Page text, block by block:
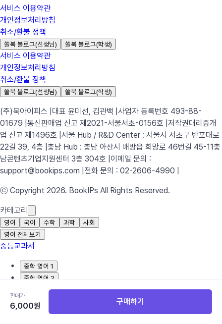
판매가
6,000원 구매하기
서비스 이용약관
개인정보처리방침
취소/환불 정책
쏠북 블로그(선생님) 쏠북 블로그(학생)
서비스 이용약관
개인정보처리방침
취소/환불 정책
쏠북 블로그(선생님) 쏠북 블로그(학생)
(주)북아이피스 | 대표 윤미선, 김관백 | 사업자 등록번호 493-88-
01679 | 통신판매업 신고 제2021-서울서초-0156호 | 저작권대리중개
업 신고 제1496호 | 서울 Hub / R&D Center : 서울시 서초구 반포대로
22길 39, 4층 | 충남 Hub : 충남 아산시 배방읍 희망로 46번길 45-11충
남콘텐츠기업지원센터 3층 304호 | 이메일 문의 :
support@bookips.com | 전화 문의 : 02-2606-4990 |
ⓒ Copyright 2026. BookIPs All Rights Reserved.
카테고리
영어 국어 수학 과학
사회
영어 전체보기
중등교과서
중학 영어 1
중학 영어 2
중학 영어 3
고등교과서